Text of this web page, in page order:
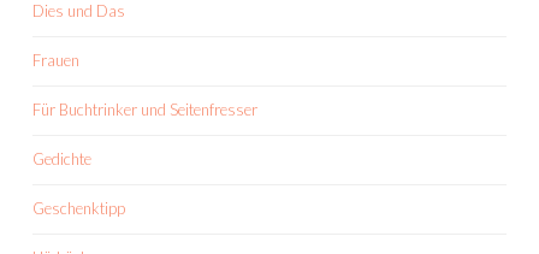
Dies und Das
Frauen
Für Buchtrinker und Seitenfresser
Gedichte
Geschenktipp